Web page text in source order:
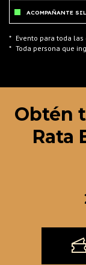
ACOMPAÑANTE
* Evento para toda las
* Toda persona que
Obtén
Rata